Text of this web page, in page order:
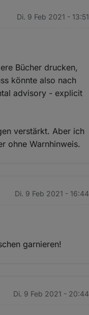
Di. 9 Feb 2021 - 13:51
Bücher drucken,
könnte also nach
advisory - explicit
verstärkt. Aber ich
ohne Warnhinweis.
Di. 9 Feb 2021 - 16:44
garnieren!
Di. 9 Feb 2021 - 20:44